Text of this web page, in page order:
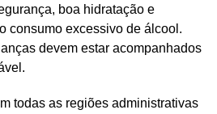
boa hidratação e
consumo excessivo de álcool.
devem estar acompanhados
todas as regiões administrativas